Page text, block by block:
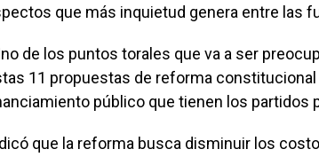
que más inquietud genera entre las
de los puntos torales que va a ser
11 propuestas de reforma constitucional
público que tienen los partidos
que la reforma busca disminuir los